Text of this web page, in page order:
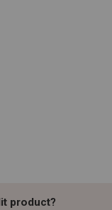
product?